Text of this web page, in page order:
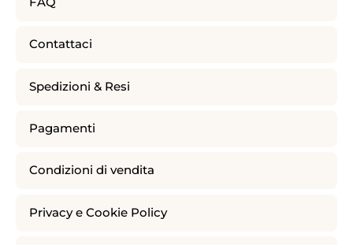
Contattaci
Spedizioni & Resi
Pagamenti
Condizioni di vendita
Privacy e Cookie Policy